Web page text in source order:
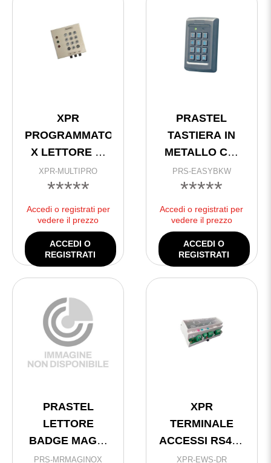
XPR
PROGRAMMATORE
X LETTORE DI
PROSSIMITA’ @
XPR-MULTIPRO
*****
Accedi o registrati per
vedere il prezzo
ACCEDI O
REGISTRATI
PRASTEL
TASTIERA IN
METALLO CK-
DT EASYBKW
PRS-EASYBKW
*****
Accedi o registrati per
vedere il prezzo
ACCEDI O
REGISTRATI
PRASTEL
LETTORE
BADGE MAGN.
USO EST. INOX
PRS-MRMAGINOX
XPR
TERMINALE
ACCESSI RS485
2 LETTORI
XPR-EWS-DR